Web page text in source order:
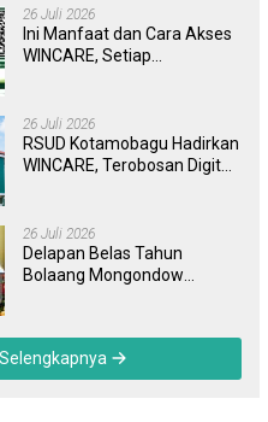
Wujudkan UHC
26 Juli 2026
Ini Manfaat dan Cara Akses
WINCARE, Setiap
Dipantau Dan Ditangani
dengan Tuntas
26 Juli 2026
RSUD Kotamobagu Hadirkan
WINCARE, Terobosan Digital
yang Cepat, Transparan, dan
Responsif
26 Juli 2026
Delapan Belas Tahun
Bolaang Mongondow
Sebuah Daerah yang
Menolak Tertinggal
Selengkapnya